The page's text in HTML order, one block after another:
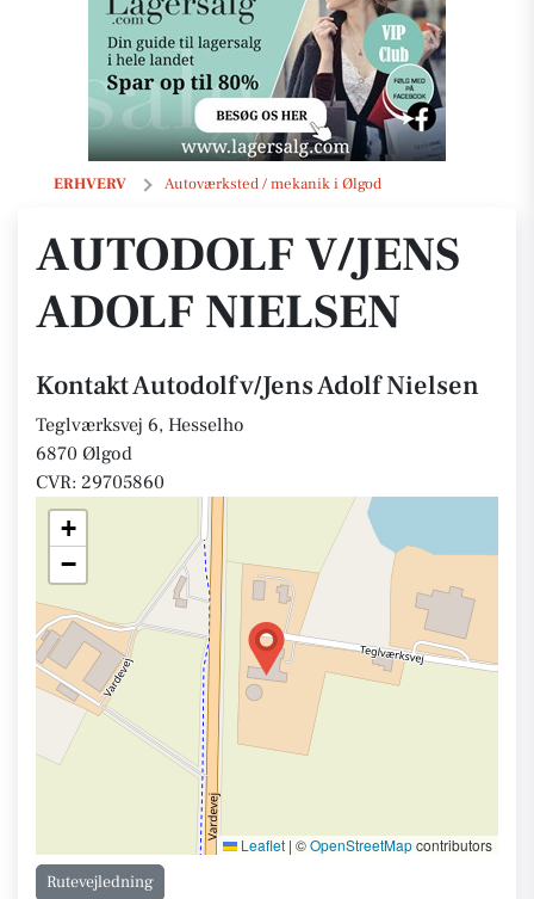
ERHVERV Autoværksted / mekanik i Ølgod
Autodolf v/Jens Adolf Nielsen
AUTODOLF V/JENS
ADOLF NIELSEN
Kontakt Autodolf v/Jens Adolf Nielsen
Teglværksvej 6, Hesselho
6870 Ølgod
CVR: 29705860
+
−
Leaflet | ©OpenStreetMapcontributors
Rutevejledning